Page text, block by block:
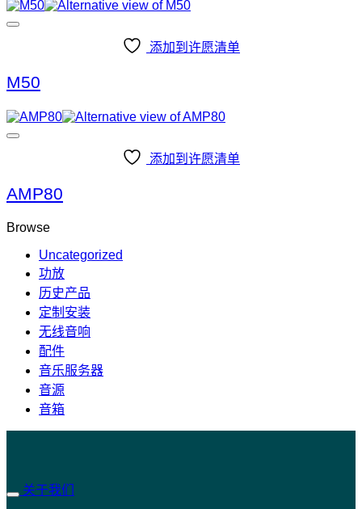
添加到许愿清单
M50
添加到许愿清单
AMP80
Browse
Uncategorized
功放
历史产品
定制安装
无线音响
配件
音乐服务器
音源
音箱
关于我们